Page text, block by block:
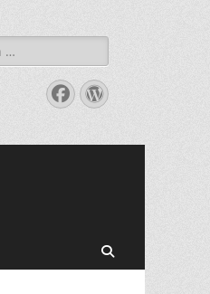
Facebook
WordPress